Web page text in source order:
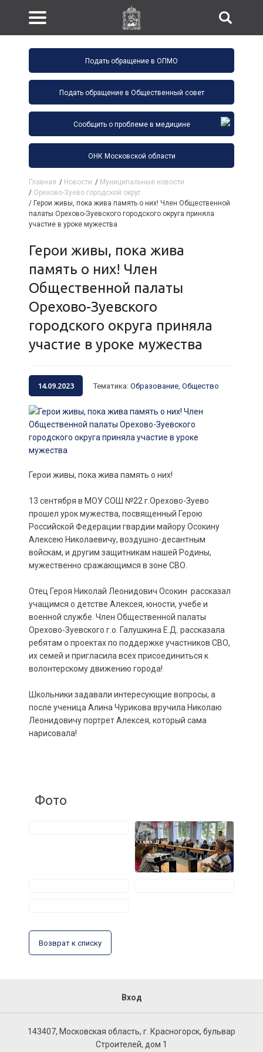
Подать обращение в ОПМО
Подать обращение в Общественный совет
Сообщить о проблеме в медицине
ОНК Московской области
Главная / Новости / Муниципальные новости
/ Орехово-Зуево городской округ
/ Герои живы, пока жива память о них! Член Общественной
палаты Орехово-Зуевского городского округа приняла
участие в уроке мужества
Герои живы, пока жива
память о них! Член
Общественной палаты
Орехово-Зуевского
городского округа приняла
участие в уроке мужества
14.09.2023 Тематика: Образование, Общество
Герои живы, пока жива память о них!
13 сентября в МОУ СОШ №22 г.Орехово-Зуево
прошел урок мужества, посвященный Герою
Российской Федерации гвардии майору Осокину
Алексею Николаевичу, воздушно-десантным
войскам, и другим защитникам нашей Родины,
мужественно сражающимся в зоне СВО.
Отец Героя Николай Леонидович Осокин рассказал
учащимся о детстве Алексея, юности, учебе и
военной службе. Член Общественной палаты
Орехово-Зуевского г.о. Галушкина Е.Д. рассказала
ребятам о проектах по поддержке участников СВО,
их семей и пригласила всех присоединиться к
волонтерскому движению города!
Школьники задавали интересующие вопросы, а
после ученица Алина Чурикова вручила Николаю
Леонидовичу портрет Алексея, который сама
нарисовала!
Фото
Возврат к списку
Вход
143407, Московская область, г. Красногорск, бульвар
Строителей, дом 1